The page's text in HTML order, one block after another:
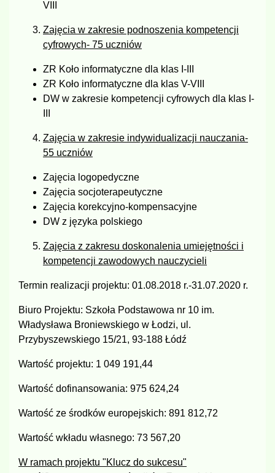
VIII
Zajęcia w zakresie podnoszenia kompetencji
cyfrowych- 75 uczniów
ZR Koło informatyczne dla klas I-III
ZR Koło informatyczne dla klas V-VIII
DW w zakresie kompetencji cyfrowych dla klas I-
Zajęcia w zakresie indywidualizacji nauczania-
55 uczniów
Zajęcia logopedyczne
Zajęcia socjoterapeutyczne
Zajęcia korekcyjno-kompensacyjne
DW z języka polskiego
Zajęcia z zakresu doskonalenia umiejętności i
kompetencji zawodowych nauczycieli
Termin realizacji projektu: 01.08.2018 r.-31.07.2020 r.
Biuro Projektu: Szkoła Podstawowa nr 10 im.
Władysława Broniewskiego w Łodzi, ul.
Przybyszewskiego 15/21, 93-188 Łódź
Wartość projektu: 1 049 191,44
Wartość dofinansowania: 975 624,24
Wartość ze środków europejskich: 891 812,72
Wartość wkładu własnego: 73 567,20
W ramach projektu "Klucz do sukcesu"